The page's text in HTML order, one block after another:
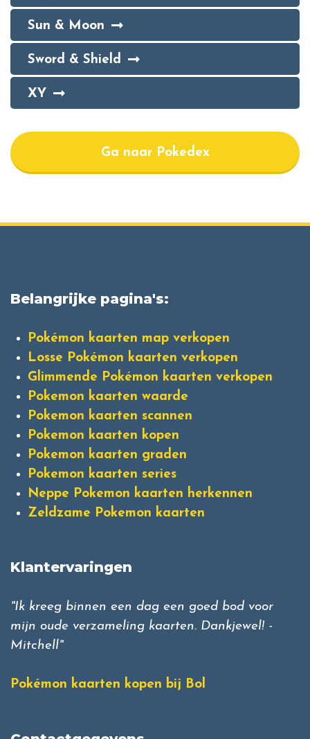
Sun & Moon
Sword & Shield
XY
Ga naar Pokedex
Belangrijke pagina's:
Pokémon kaarten map verkopen
Losse Pokémon kaarten verkopen
Glimmende Pokémon kaarten verkopen
Pokemon kaarten waarde
Pokemon kaarten scannen
Pokemon kaarten kopen
Pokemon kaarten graden
Pokemon kaarten series
Neppe Pokemon kaarten herkennen
Zeldzame Pokemon kaarten
Klantervaringen
"Ik kreeg binnen een dag een goed bod voor
mijn oude verzameling kaarten. Dankjewel! -
Mitchell"
Pokémon kaarten kopen bij Bol